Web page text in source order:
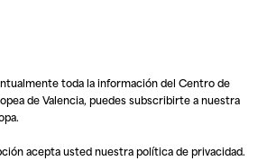
toda la información del Centro de
de Valencia, puedes subscribirte a nuestra
acepta usted nuestrapolítica de privacidad.